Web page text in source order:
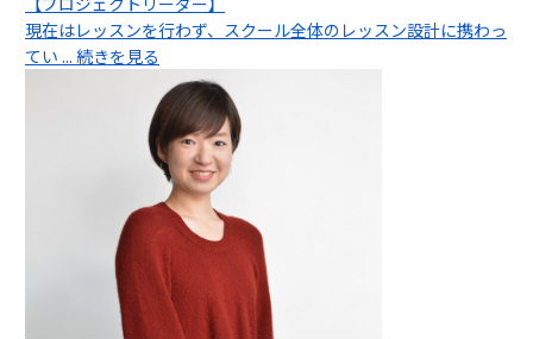
現在はレッスンを行わず、スクール全体のレッスン設計に携わっ
てい ... 続きを見る